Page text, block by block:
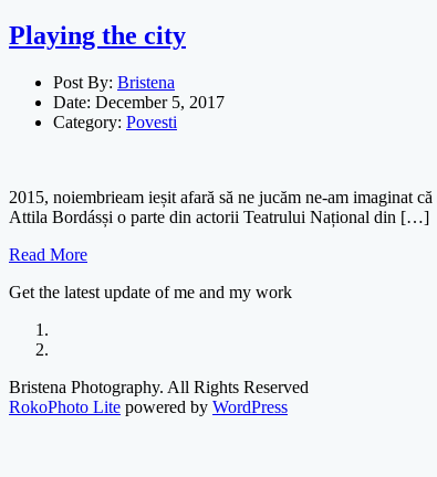
Playing the city
Post By: Bristena
Date: December 5, 2017
Category: Povesti
2015, noiembrieam ieșit afară să ne jucăm ne-am imaginat
Attila Bordásși o parte din actorii Teatrului Național din […]
Read More
Get the latest update of me and my work
Bristena Photography. All Rights Reserved
RokoPhoto Lite powered by WordPress